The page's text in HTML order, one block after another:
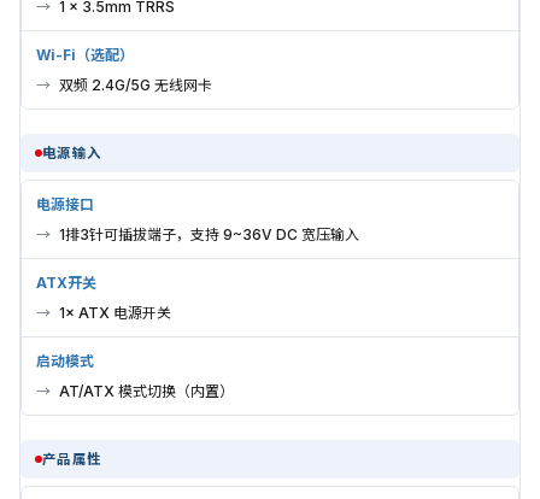
1 × 3.5mm TRRS
Wi-Fi（选配）
双频 2.4G/5G 无线网卡
电源输入
电源接口
1排3针可插拔端子，支持 9~36V DC 宽压输入
ATX开关
1× ATX 电源开关
启动模式
AT/ATX 模式切换（内置）
产品属性